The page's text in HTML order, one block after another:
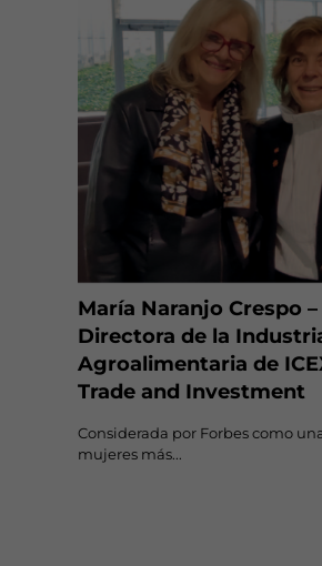
María Naranjo Crespo –
Directora de la
Agroalimentaria de
Trade and Investment
Considerada por Forbes como
mujeres más...